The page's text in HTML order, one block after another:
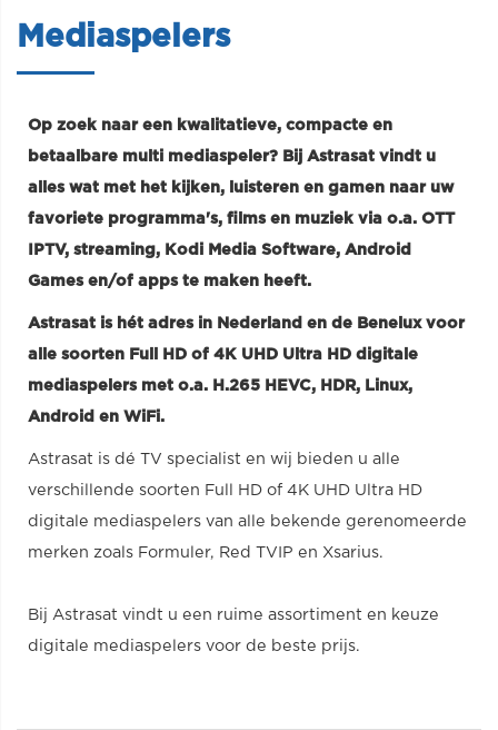
Mediaspelers
Op zoek naar een kwalitatieve, compacte en
betaalbare multi mediaspeler? Bij Astrasat vindt u
alles wat met het kijken, luisteren en gamen naar uw
favoriete programma's, films en muziek via o.a. OTT
IPTV, streaming, Kodi Media Software, Android
Games en/of apps te maken heeft.
Astrasat is hét adres in Nederland en de Benelux voor
alle soorten Full HD of 4K UHD Ultra HD digitale
mediaspelers met o.a. H.265 HEVC, HDR, Linux,
Android en WiFi.
Astrasat is dé TV specialist en wij bieden u alle
verschillende soorten Full HD of 4K UHD Ultra HD
digitale mediaspelers van alle bekende gerenomeerde
merken zoals Formuler, Red TVIP en Xsarius.
Bij Astrasat vindt u een ruime assortiment en keuze
digitale mediaspelers voor de beste prijs.